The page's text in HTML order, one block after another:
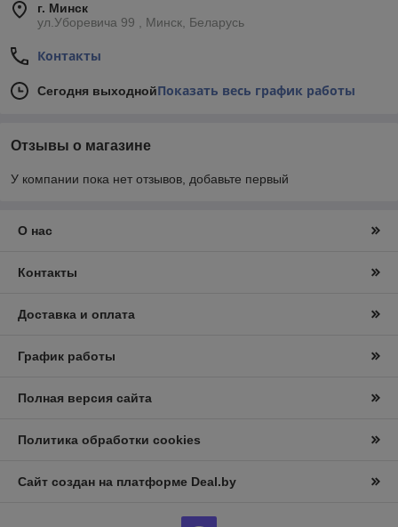
г. Минск
ул.Уборевича 99 , Минск, Беларусь
Контакты
Сегодня выходнойПоказать весь график работы
Отзывы о магазине
У компании пока нет отзывов, добавьте первый
О нас
Контакты
Доставка и оплата
График работы
Полная версия сайта
Политика обработки cookies
Сайт создан на платформе Deal.by